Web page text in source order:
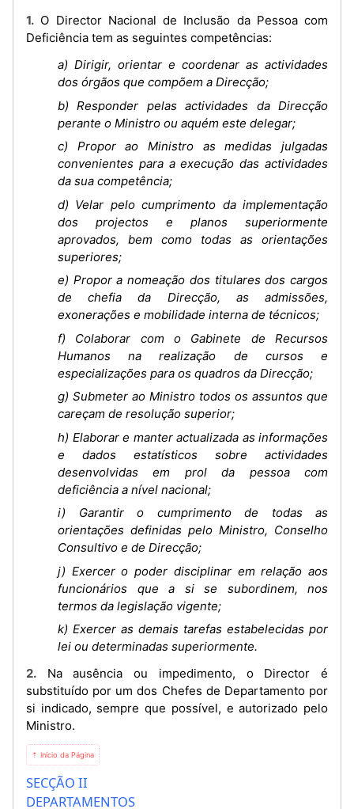
1. O Director Nacional de Inclusão da Pessoa com
Deficiência tem as seguintes competências:
a) Dirigir, orientar e coordenar as actividades
dos órgãos que compõem a Direcção;
b) Responder pelas actividades da Direcção
perante o Ministro ou aquém este delegar;
c) Propor ao Ministro as medidas julgadas
convenientes para a execução das actividades
da sua competência;
d) Velar pelo cumprimento da implementação
dos projectos e planos superiormente
aprovados, bem como todas as orientações
superiores;
e) Propor a nomeação dos titulares dos cargos
de chefia da Direcção, as admissões,
exonerações e mobilidade interna de técnicos;
f) Colaborar com o Gabinete de Recursos
Humanos na realização de cursos e
especializações para os quadros da Direcção;
g) Submeter ao Ministro todos os assuntos que
careçam de resolução superior;
h) Elaborar e manter actualizada as informações
e dados estatísticos sobre actividades
desenvolvidas em prol da pessoa com
deficiência a nível nacional;
i) Garantir o cumprimento de todas as
orientações definidas pelo Ministro, Conselho
Consultivo e de Direcção;
j) Exercer o poder disciplinar em relação aos
funcionários que a si se subordinem, nos
termos da legislação vigente;
k) Exercer as demais tarefas estabelecidas por
lei ou determinadas superiormente.
2. Na ausência ou impedimento, o Director é
substituído por um dos Chefes de Departamento por
si indicado, sempre que possível, e autorizado pelo
Ministro.
⇡ Início da Página
SECÇÃO II
DEPARTAMENTOS